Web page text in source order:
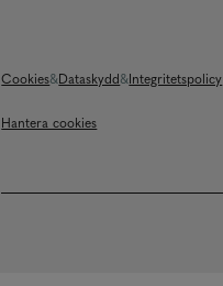
Cookies Dataskydd Integritetspolicy
Hantera cookies